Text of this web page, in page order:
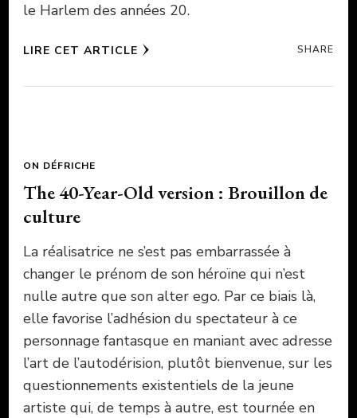
le Harlem des années 20.
LIRE CET ARTICLE SHARE
ON DÉFRICHE
The 40-Year-Old version : Brouillon de
culture
La réalisatrice ne s’est pas embarrassée à
changer le prénom de son héroïne qui n’est
nulle autre que son alter ego. Par ce biais là,
elle favorise l’adhésion du spectateur à ce
personnage fantasque en maniant avec adresse
l’art de l’autodérision, plutôt bienvenue, sur les
questionnements existentiels de la jeune
artiste qui, de temps à autre, est tournée en